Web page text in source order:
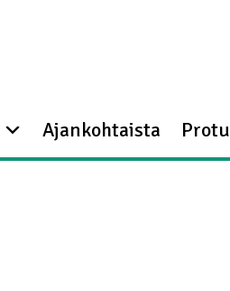
Ajankohtaista